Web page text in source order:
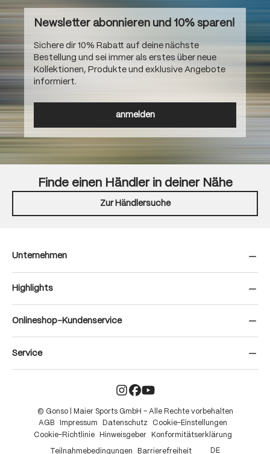
Newsletter abonnieren und 10% sparen!
Sichere dir 10% Rabatt auf deine nächste
Bestellung und sei immer als erstes über neue
Kollektionen, Produkte und exklusive Angebote
informiert.
anmelden
Finde einen Händler in deiner Nähe
Zur Händlersuche
Unternehmen
Highlights
Onlineshop-Kundenservice
Service
© Gonso | Maier Sports GmbH – Alle Rechte vorbehalten
AGB
Impressum Datenschutz
Cookie-Einstellungen
Cookie-Richtlinie
Hinweisgeber Konformitätserklärung
Teilnahmebedingungen Barrierefreiheit DE